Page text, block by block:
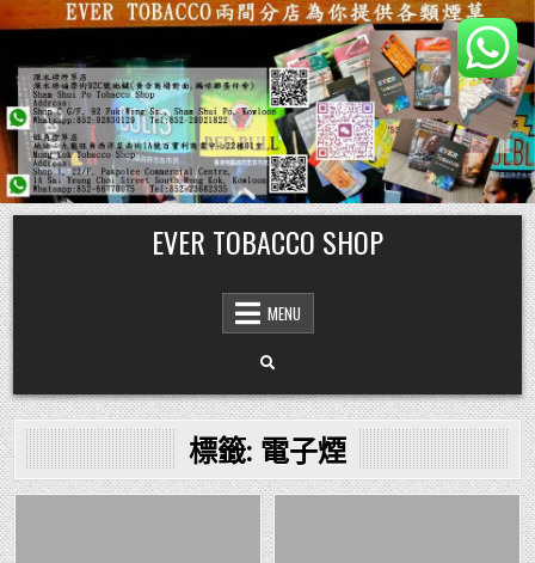
Skip
to
content
EVER TOBACCO SHOP
MENU
標籤: 電子煙